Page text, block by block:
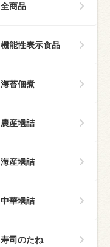
全商品
機能性表示食品
海苔佃煮
農産壜詰
海産壜詰
中華壜詰
寿司のたね